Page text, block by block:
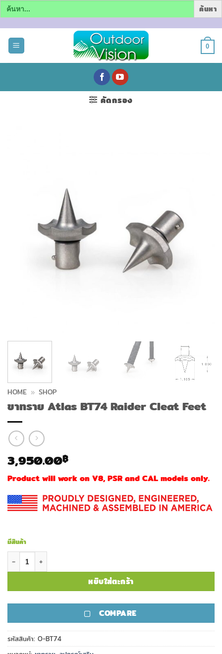
Search
for:
0
คัดกรอง
HOME » SHOP
ขาทราย Atlas BT74 Raider Cleat Feet
3,950.00฿
Product will work on V8, PSR and CAL models only.
มีสินค้า
จำนวน ขาทราย Atlas BT74 Raider Cleat Feet ชิ้น
หยิบใส่ตะกร้า
COMPARE
รหัสสินค้า: O-BT74